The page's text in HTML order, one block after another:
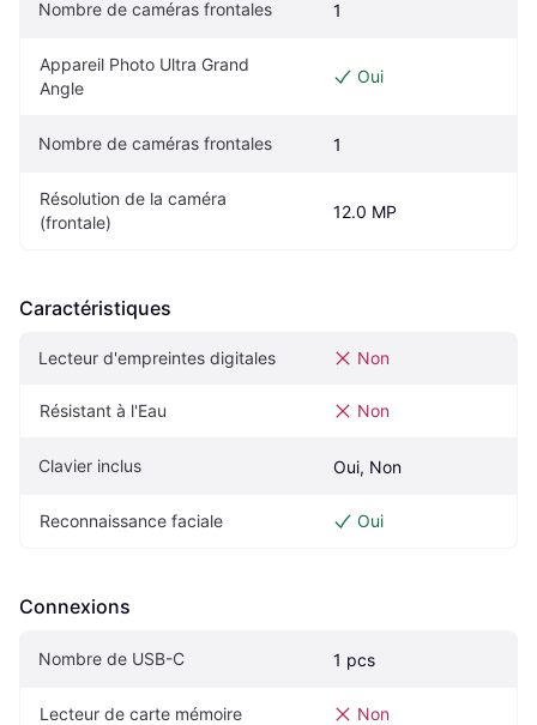
Nombre de caméras frontales 1
Appareil Photo Ultra Grand
Angle
Oui
Nombre de caméras frontales 1
Résolution de la caméra
(frontale)
12.0 MP
Caractéristiques
Lecteur d'empreintes digitales Non
Résistant à l'Eau Non
Clavier inclus Oui, Non
Reconnaissance faciale Oui
Connexions
Nombre de USB-C 1 pcs
Lecteur de carte mémoire Non